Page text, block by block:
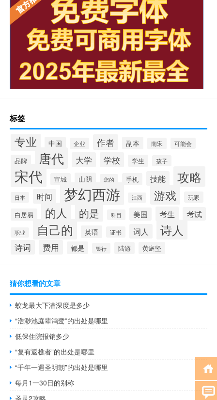
标签
专业 中国 企业 作者 副本 南宋 可能会
品牌 唐代 大学 学校 学生 孩子
宋代 宣城 山阴 您的 手机 技能 攻略
日本 时间 梦幻西游 江西 游戏 玩家
白居易 的人 的是 科目 美国 考生 考试
职业 自己的 英语 证书 词人 诗人
诗词 费用 都是 银行 陆游 黄庭坚
猜你想看的文章
蛟龙最大下潜深度是多少
“浩渺池庭辈鸿鹭”的出处是哪里
低保住院报销多少
“复有返樵者”的出处是哪里
“千年一遇圣明朝”的出处是哪里
每月1一30日的别称